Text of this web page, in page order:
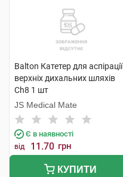
Balton Катетер для аспірації
верхніх дихальних шляхів
Ch8 1 шт
JS Medical Mate
Є в наявності
від 11.70 грн
КУПИТИ